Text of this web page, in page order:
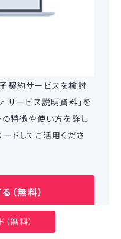
契約サービスを検討
サービス説明資料」を
の特徴や使い方を詳し
ードしてご活用くださ
（無料）
無料）